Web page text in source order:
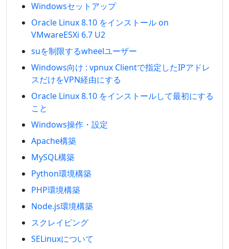
Windowsセットアップ
Oracle Linux 8.10 をインストール on
VMwareESXi 6.7 U2
suを制限するwheelユーザー
Windows向け : vpnux Clientで指定したIPアドレ
スだけをVPN経由にする
Oracle Linux 8.10 をインストールして最初にする
こと
Windows操作・設定
Apache構築
MySQL構築
Python環境構築
PHP環境構築
Node.js環境構築
スクレイピング
SELinuxについて